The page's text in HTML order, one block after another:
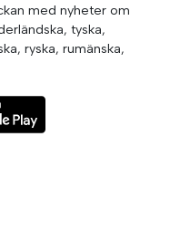
med nyheter om
tyska,
ryska, rumänska,